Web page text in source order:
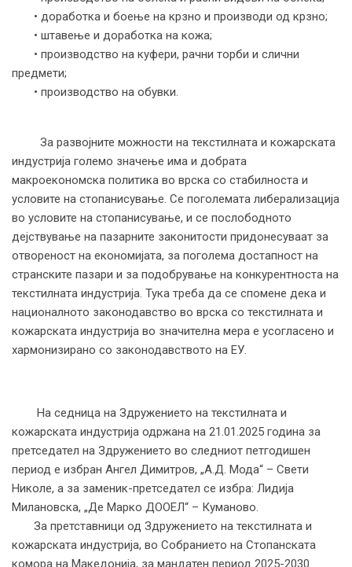
• доработка и боење на крзно и производи од крзно;
• штавење и доработка на кожа;
• производство на куфери, рачни торби и слични
предмети;
• производство на обувки.
За развојните можности на текстилната и кожарската
индустрија големо значење има и добрата
макроекономска политика во врска со стабилноста и
условите на стопанисување. Се поголемата либерализација
во условите на стопанисување, и се послободното
дејствување на пазарните законитости придонесуваат за
отвореност на економијата, за поголема достапност на
странските пазари и за подобрување на конкурентноста на
текстилната индустрија. Тука треба да се спомене дека и
националното законодавство во врска со текстилната и
кожарската индустрија во значителна мера е усогласено и
хармонизирано со законодавството на ЕУ.
На седница на Здружението на текстилната и
кожарската индустрија одржана на 21.01.2025 година за
претседател на Здружението во следниот петгодишен
период е избран Ангел Димитров, „А.Д. Мода“ – Свети
Николе, а за заменик-претседател се избра: Лидија
Милановска, „Де Марко ДООЕЛ“ – Куманово.
За претставници од Здружението на текстилната и
кожарската индустрија, во Собранието на Стопанската
комора на Македонија, за мандатен период 2025-2030